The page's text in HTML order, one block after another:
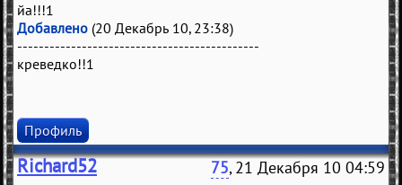
йа!!!1
Добавлено (20 Декабрь 10, 23:38)
---------------------------------------------
креведко!!1
Профиль
Richard52 75, 21 Декабря 10 04:59